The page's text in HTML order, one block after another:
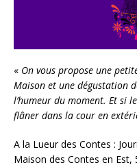
« On vous propose une
Maison et une dégustation
l’humeur du moment. Et si
flâner dans la cour en
A la Lueur des Contes :
Maison des Contes en